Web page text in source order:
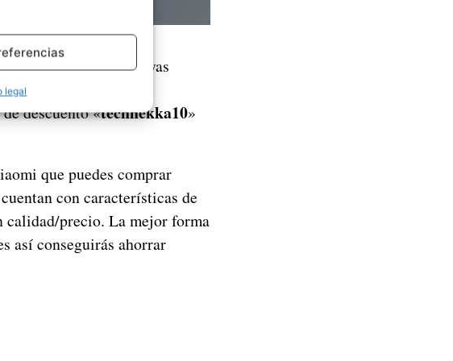
legal
es posible que hayas
ofertas de
descuento «techhekka10»
que puedes comprar
con características de
calidad/precio. La mejor forma
así conseguirás ahorrar